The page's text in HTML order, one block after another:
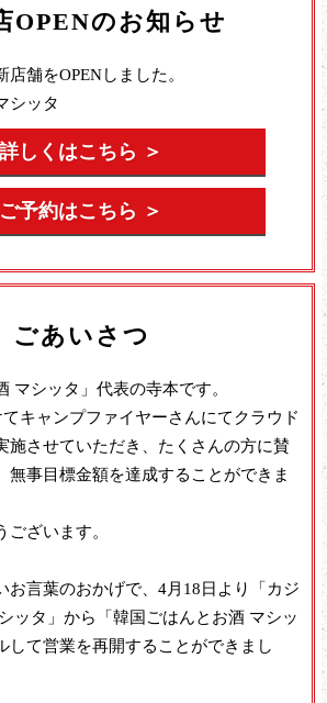
OPENのお知らせ
舗をOPENしました。
シッタ
詳しくはこちら ＞
ご予約はこちら ＞
ごあいさつ
マシッタ」代表の寺本です。
キャンプファイヤーさんにてクラウド
施させていただき、たくさんの方に賛
無事目標金額を達成することができま
ございます。
お言葉のおかげで、4月18日より「カジ
ッタ」から「韓国ごはんとお酒 マシッ
して営業を再開することができまし